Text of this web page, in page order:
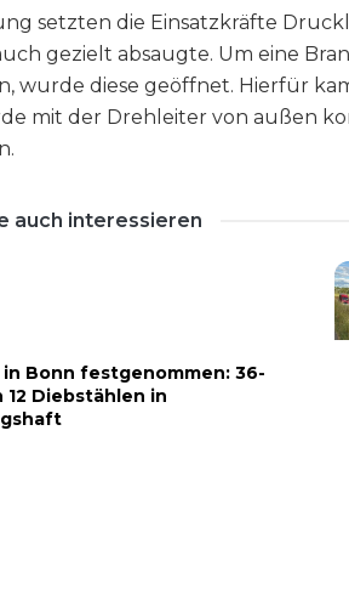
setzten die Einsatzkräfte
gezielt absaugte. Um eine
wurde diese geöffnet. Hierfür
mit der Drehleiter von außen
auch interessieren
Bonn festgenommen: 36-
12 Diebstählen in